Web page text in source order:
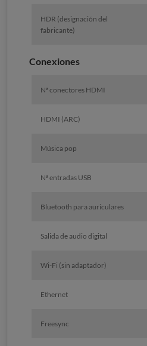
HDR (designación del
fabricante)
Conexiones
Nª conectores HDMI
HDMI (ARC)
Música pop
Nª entradas USB
Bluetooth para auriculares
Salida de audio digital
Wi-Fi (sin adaptador)
Ethernet
Freesync